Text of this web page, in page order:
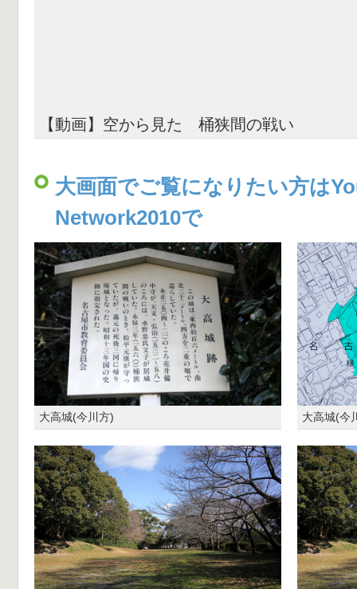
【動画】空から見た 桶狭間の戦い
大画面でご覧になりたい方は
Network2010で
大高城(今川方) 大高城(今